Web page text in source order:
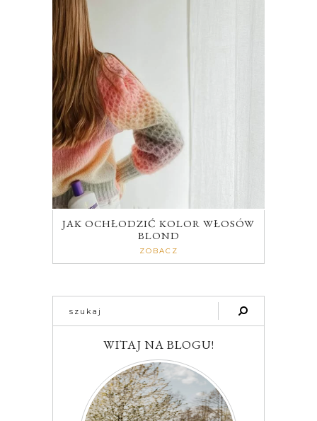
JAK OCHŁODZIĆ KOLOR WŁOSÓW
BLOND
ZOBACZ
WITAJ NA BLOGU!